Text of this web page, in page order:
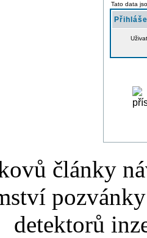
Tato data
články
detektorů